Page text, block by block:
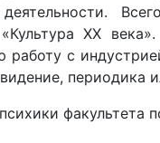
XX
работу с
периодика